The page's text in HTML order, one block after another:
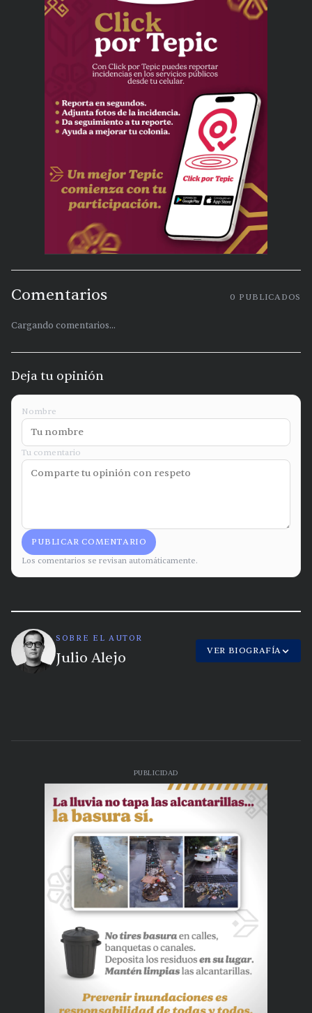
Comentarios 0 PUBLICADOS
Cargando comentarios...
Deja tu opinión
Nombre
Tu comentario
PUBLICAR COMENTARIO
Los comentarios se revisan automáticamente.
SOBRE EL AUTOR
Julio Alejo VER BIOGRAFÍA
PUBLICIDAD